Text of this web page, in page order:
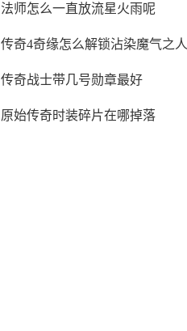
法师怎么一直放流星火雨呢
传奇4奇缘怎么解锁沾染魔气之人
传奇战士带几号勋章最好
原始传奇时装碎片在哪掉落